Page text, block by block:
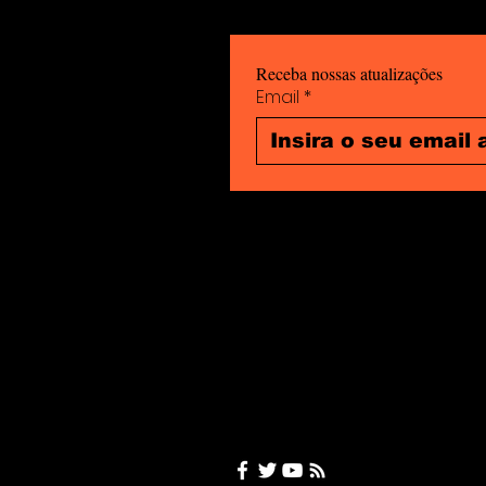
Receba nossas atualizações
Email *